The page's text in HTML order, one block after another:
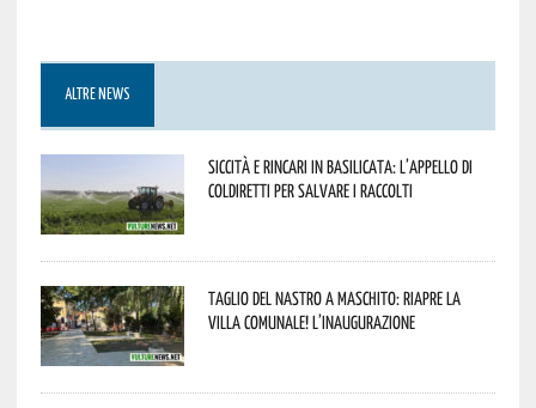
ALTRE NEWS
Siccità e rincari in Basilicata: l’appello di
Coldiretti per salvare i raccolti
Taglio del nastro a Maschito: riapre la
Villa Comunale! L’inaugurazione